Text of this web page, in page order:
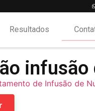
Resultados
de Infusão de